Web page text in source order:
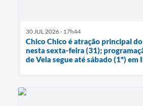
30 JUL 2026 - 17h44
Chico Chico é atração principal
nesta sexta-feira (31);
de Vela segue até sábado (1º) em